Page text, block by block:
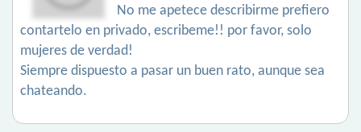
No me apetece describirme prefiero
contartelo en privado, escribeme!! por favor, solo
mujeres de verdad!
Siempre dispuesto a pasar un buen rato, aunque sea
chateando.